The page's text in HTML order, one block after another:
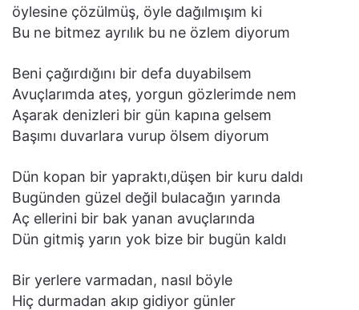
öylesine çözülmüş, öyle dağılmışım ki
Bu ne bitmez ayrılık bu ne özlem diyorum
Beni çağırdığını bir defa duyabilsem
Avuçlarımda ateş, yorgun gözlerimde nem
Aşarak denizleri bir gün kapına gelsem
Başımı duvarlara vurup ölsem diyorum
Dün kopan bir yapraktı,düşen bir kuru daldı
Bugünden güzel değil bulacağın yarında
Aç ellerini bir bak yanan avuçlarında
Dün gitmiş yarın yok bize bir bugün kaldı
Bir yerlere varmadan, nasıl böyle
Hiç durmadan akıp gidiyor günler